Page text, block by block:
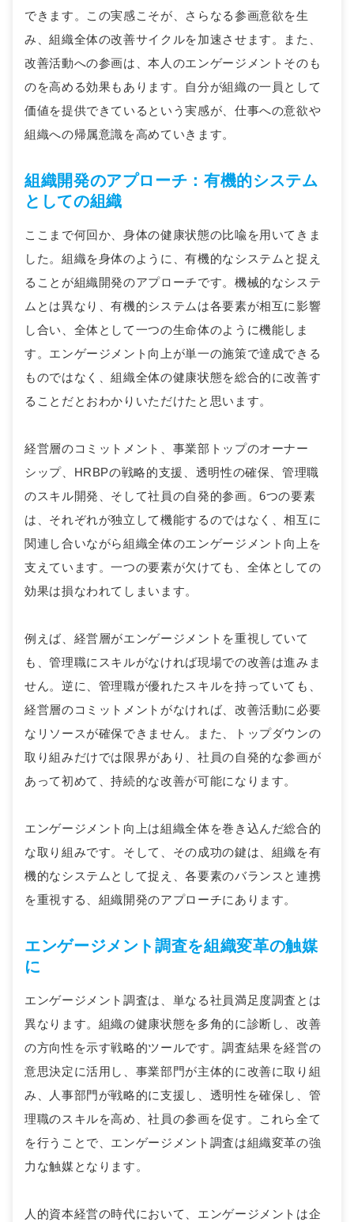
できます。この実感こそが、さらなる参画意欲を生
み、組織全体の改善サイクルを加速させます。また、
改善活動への参画は、本人のエンゲージメントそのも
のを高める効果もあります。自分が組織の一員として
価値を提供できているという実感が、仕事への意欲や
組織への帰属意識を高めていきます。
組織開発のアプローチ：有機的システム
としての組織
ここまで何回か、身体の健康状態の比喩を用いてきま
した。組織を身体のように、有機的なシステムと捉え
ることが組織開発のアプローチです。機械的なシステ
ムとは異なり、有機的システムは各要素が相互に影響
し合い、全体として一つの生命体のように機能しま
す。エンゲージメント向上が単一の施策で達成できる
ものではなく、組織全体の健康状態を総合的に改善す
ることだとおわかりいただけたと思います。
経営層のコミットメント、事業部トップのオーナー
シップ、HRBPの戦略的支援、透明性の確保、管理職
のスキル開発、そして社員の自発的参画。6つの要素
は、それぞれが独立して機能するのではなく、相互に
関連し合いながら組織全体のエンゲージメント向上を
支えています。一つの要素が欠けても、全体としての
効果は損なわれてしまいます。
例えば、経営層がエンゲージメントを重視していて
も、管理職にスキルがなければ現場での改善は進みま
せん。逆に、管理職が優れたスキルを持っていても、
経営層のコミットメントがなければ、改善活動に必要
なリソースが確保できません。また、トップダウンの
取り組みだけでは限界があり、社員の自発的な参画が
あって初めて、持続的な改善が可能になります。
エンゲージメント向上は組織全体を巻き込んだ総合的
な取り組みです。そして、その成功の鍵は、組織を有
機的なシステムとして捉え、各要素のバランスと連携
を重視する、組織開発のアプローチにあります。
エンゲージメント調査を組織変革の触媒
に
エンゲージメント調査は、単なる社員満足度調査とは
異なります。組織の健康状態を多角的に診断し、改善
の方向性を示す戦略的ツールです。調査結果を経営の
意思決定に活用し、事業部門が主体的に改善に取り組
み、人事部門が戦略的に支援し、透明性を確保し、管
理職のスキルを高め、社員の参画を促す。これら全て
を行うことで、エンゲージメント調査は組織変革の強
力な触媒となります。
人的資本経営の時代において、エンゲージメントは企